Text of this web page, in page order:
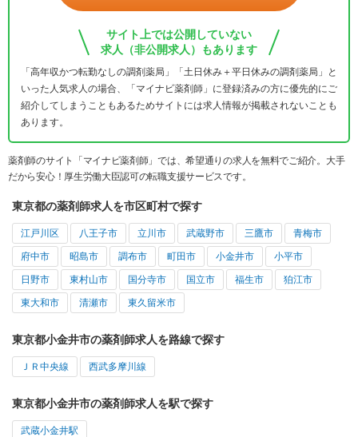
サイト上では公開していない
求人（非公開求人）もあります
「高年収かつ転勤なしの調剤薬局」「土日休み＋平日休みの調剤薬局」と
いった人気求人の場合、「マイナビ薬剤師」に登録済みの方に優先的にご
紹介してしまうこともあるためサイトには求人情報が掲載されないことも
あります。
薬剤師のサイト「マイナビ薬剤師」では、希望通りの求人を無料でご紹介。大手
だから安心！厚生労働大臣認可の転職支援サービスです。
東京都の薬剤師求人を市区町村で探す
江戸川区 八王子市 立川市 武蔵野市 三鷹市 青梅市
府中市 昭島市 調布市 町田市 小金井市 小平市
日野市 東村山市 国分寺市 国立市 福生市 狛江市
東大和市 清瀬市 東久留米市
東京都小金井市の薬剤師求人を路線で探す
ＪＲ中央線 西武多摩川線
東京都小金井市の薬剤師求人を駅で探す
武蔵小金井駅